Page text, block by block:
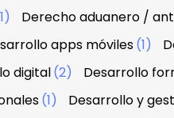
Derecho aduanero /
apps móviles(1)
digital(2) Desarrollo
(1) Desarrollo y